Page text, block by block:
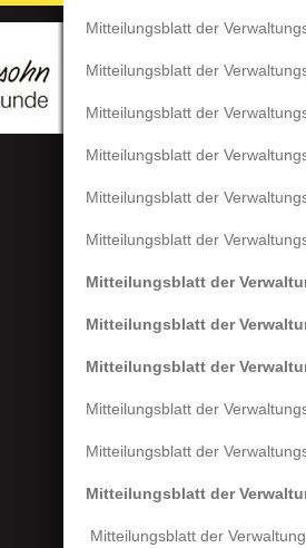
Mitteilungsblatt der
Mitteilungsblatt der
Mitteilungsblatt der
Mitteilungsblatt der
Mitteilungsblatt der
Mitteilungsblatt der
Mitteilungsblatt der
Mitteilungsblatt der
Mitteilungsblatt der
Mitteilungsblatt der
Mitteilungsblatt der
Mitteilungsblatt der
Mitteilungsblatt der